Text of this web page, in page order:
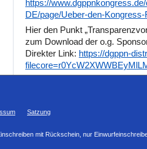
https://
DE/page/Ueber-den-
Hier den Punkt
zum Download der o.g.
Direkter Link: https://dgppn-
Satzung
mit Rückschein, nur